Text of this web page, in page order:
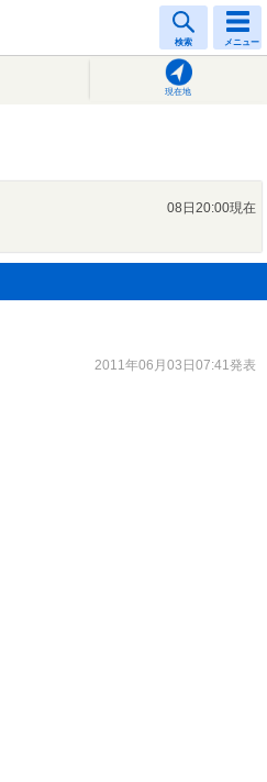
検索 メニュー
現在地
08日20:00現在
2011年06月03日07:41発表